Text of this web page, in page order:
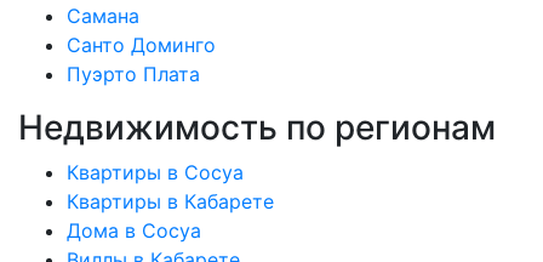
Самана
Санто Доминго
Пуэрто Плата
Недвижимость по регионам
Квартиры в Сосуа
Квартиры в Кабарете
Дома в Сосуа